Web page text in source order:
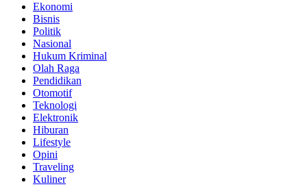
Ekonomi
Bisnis
Politik
Nasional
Hukum Kriminal
Olah Raga
Pendidikan
Otomotif
Teknologi
Elektronik
Hiburan
Lifestyle
Opini
Traveling
Kuliner